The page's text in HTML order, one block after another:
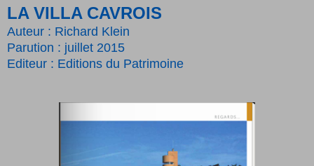
LA VILLA CAVROIS
Auteur : Richard Klein
Parution : juillet 2015
Editeur : Editions du Patrimoine